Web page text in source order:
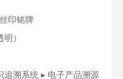
印铭牌
）
追溯系统 ▸ 电子产品溯源